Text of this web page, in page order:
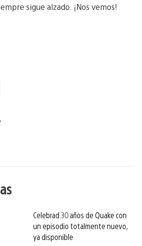
sigue alzado. ¡Nos vemos!
Celebrad 30 años de Quake con
un episodio totalmente nuevo,
ya disponible